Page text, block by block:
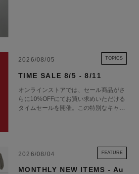
2026/08/05 TOPICS
TIME SALE 8/5 - 8/11
オンラインストアでは、セール商品がさ
らに10%OFFにてお買い求めいただける
タイムセールを開催。この特別なキャン
2026/08/04 FEATURE
MONTHLY NEW ITEMS - Au